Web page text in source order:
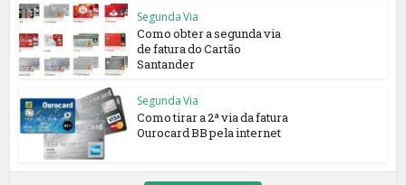
Segunda Via
Como obter a segunda via
de fatura do Cartão
Santander
Segunda Via
Como tirar a 2ª via da fatura
Ourocard BB pela internet